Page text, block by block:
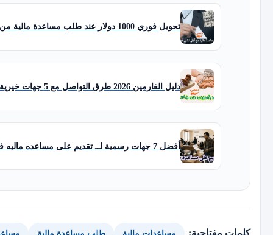
تحويل فوري 1000 دولار عند طلب مساعدة مالية من أهل الخير في مصر
دليل الغارمين 2026 طرق التواصل مع 5 جهات خيرية تسديد الديون من فاعل خير
أفضل 7 جهات رسمية لــ تقديم على مساعده ماليه في الإمارات
كلمات مفتاحية: